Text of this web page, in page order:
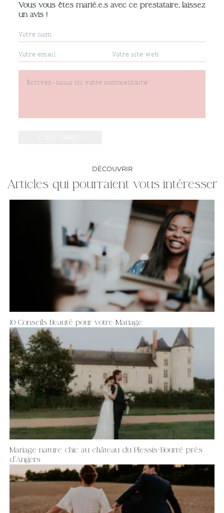
Vous vous êtes marié.e.s avec ce prestataire, laissez
un avis !
DÉCOUVRIR
Articles qui pourraient vous intéresser
10 Conseils Beauté pour votre Mariage
Mariage nature chic au château du Plessis-Bourré près
d’Angers